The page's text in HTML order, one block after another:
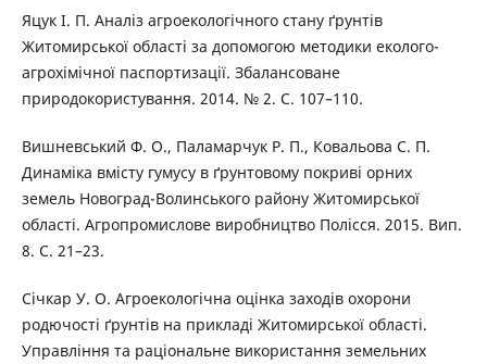
Яцук І. П. Аналіз агроекологічного стану ґрунтів
Житомирської області за допомогою методики еколого-
агрохімічної паспортизації. Збалансоване
природокористування. 2014. № 2. С. 107–110.
Вишневський Ф. О., Паламарчук Р. П., Ковальова С. П.
Динаміка вмісту гумусу в ґрунтовому покриві орних
земель Новоград-Волинського району Житомирської
області. Агропромислове виробництво Полісся. 2015. Вип.
8. С. 21–23.
Січкар У. О. Агроекологічна оцінка заходів охорони
родючості ґрунтів на прикладі Житомирської області.
Управління та раціональне використання земельних